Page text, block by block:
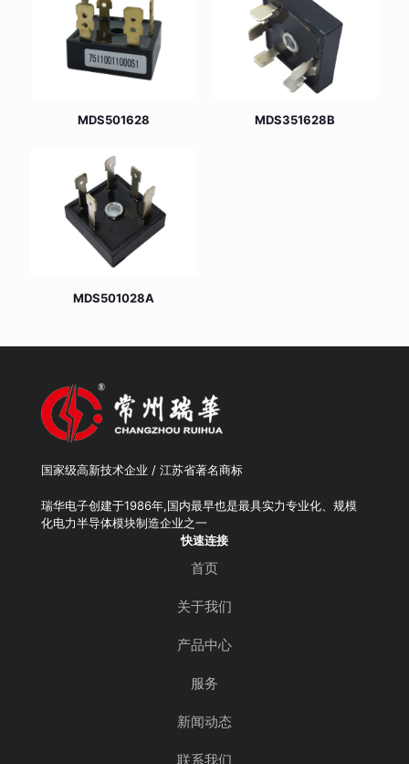
MDS501628 MDS351628B
MDS501028A
国家级高新技术企业 / 江苏省著名商标
瑞华电子创建于1986年,国内最早也是最具实力专业化、规模
化电力半导体模块制造企业之一
快速连接
首页
关于我们
产品中心
服务
新闻动态
联系我们